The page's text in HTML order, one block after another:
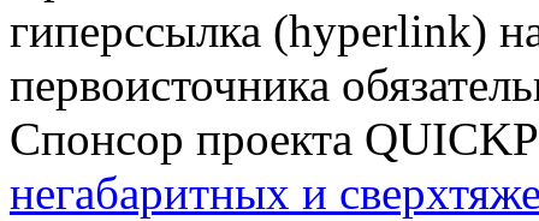
гиперссылка (hyperlink)
первоисточника
Спонсор проекта
негабаритных и